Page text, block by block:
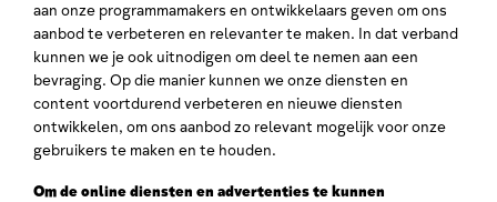
aan onze programmamakers en ontwikkelaars geven om ons
aanbod te verbeteren en relevanter te maken. In dat verband
kunnen we je ook uitnodigen om deel te nemen aan een
bevraging. Op die manier kunnen we onze diensten en
content voortdurend verbeteren en nieuwe diensten
ontwikkelen, om ons aanbod zo relevant mogelijk voor onze
gebruikers te maken en te houden.
Om de online diensten en advertenties te kunnen